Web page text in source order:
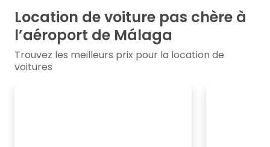
Location de voiture pas chère à
l’aéroport de Málaga
Trouvez les meilleurs prix pour la location de
voitures